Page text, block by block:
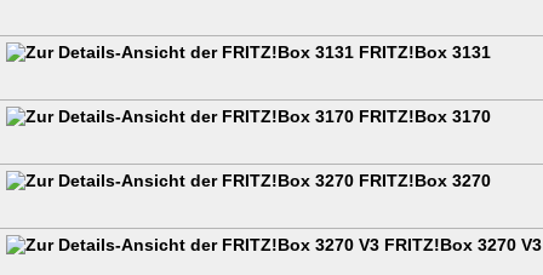
FRITZ!Box 3131
FRITZ!Box 3170
FRITZ!Box 3270
FRITZ!Box 3270 V3